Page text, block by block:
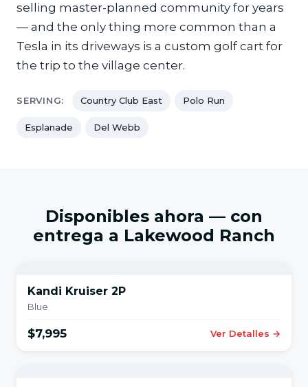
selling master-planned community for years
— and the only thing more common than a
Tesla in its driveways is a custom golf cart for
the trip to the village center.
SERVING: Country Club East Polo Run
Esplanade Del Webb
Disponibles ahora — con
entrega a Lakewood Ranch
Kandi Kruiser 2P
Blue
$7,995 Ver Detalles →